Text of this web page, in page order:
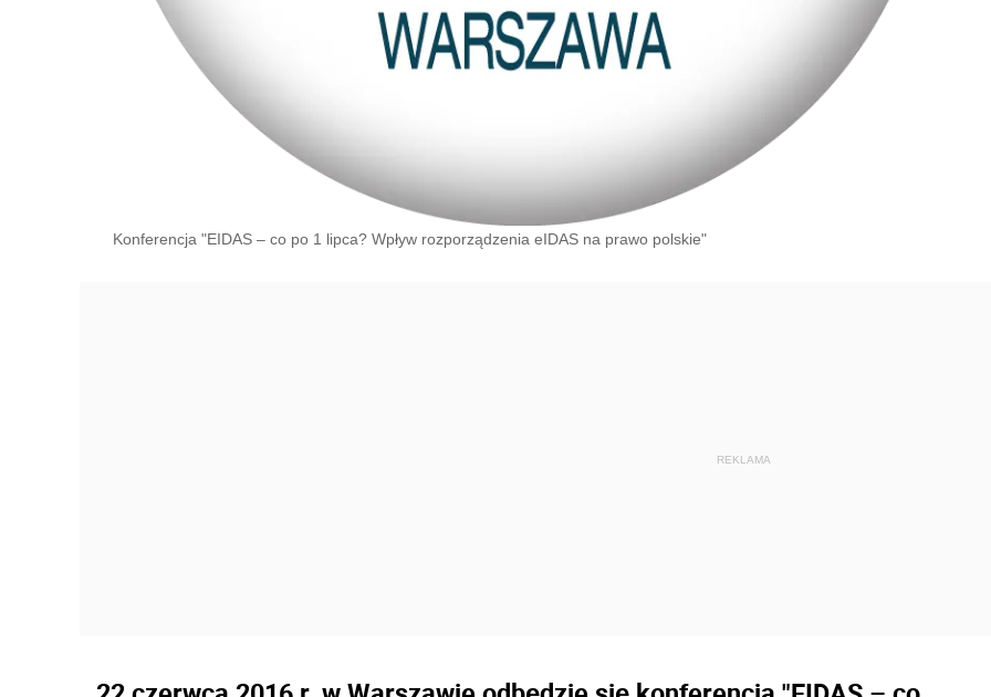
Konferencja "EIDAS – co po 1 lipca? Wpływ rozporządzenia eIDAS na prawo polskie"